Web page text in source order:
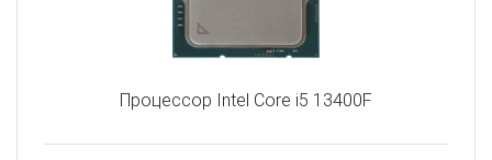
Процессор Intel Core i5 13400F